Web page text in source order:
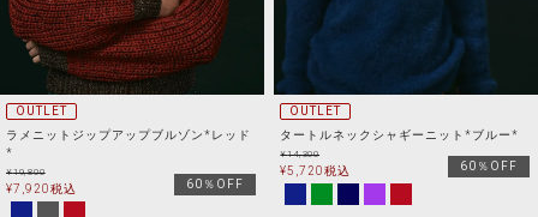
OUTLET
ラメニットジップアップブルゾン*レッド
*
¥19,800
¥7,920税込 60％OFF
OUTLET
タートルネックシャギーニット*ブルー*
¥14,300
¥5,720税込 60％OFF